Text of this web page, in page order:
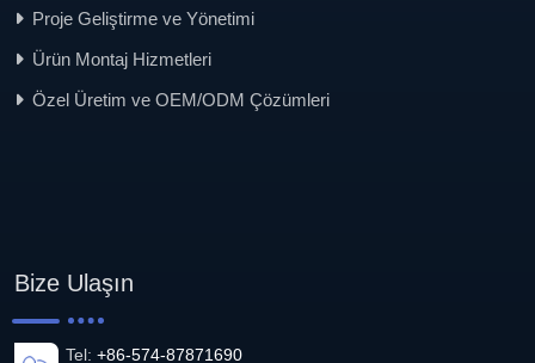
Proje Geliştirme ve Yönetimi
Ürün Montaj Hizmetleri
Özel Üretim ve OEM/ODM Çözümleri
Bize Ulaşın
Tel: +86-574-87871690